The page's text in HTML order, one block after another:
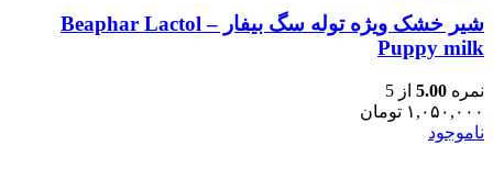
شیر خشک ویژه توله سگ بیفار – Beaphar Lactol
Puppy milk
نمره 5.00 از 5
۱,۰۵۰,۰۰۰ تومان
ناموجود